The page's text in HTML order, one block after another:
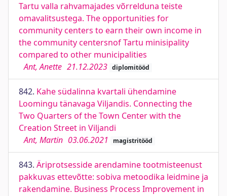
Tartu valla rahvamajades võrrelduna teiste
omavalitsustega. The opportunities for
community centers to earn their own income in
the community centersnof Tartu minisipality
compared to other municipalities
Ant, Anette 21.12.2023 diplomitööd
842. Kahe südalinna kvartali ühendamine
Loomingu tänavaga Viljandis. Connecting the
Two Quarters of the Town Center with the
Creation Street in Viljandi
Ant, Martin 03.06.2021 magistritööd
843. Äriprotsesside arendamine tootmisteenust
pakkuvas ettevõtte: sobiva metoodika leidmine ja
rakendamine. Business Process Improvement in